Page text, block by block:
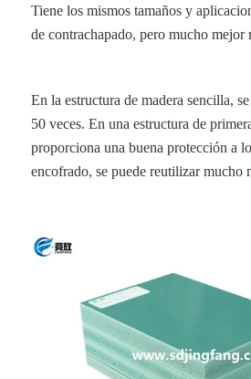
Tiene los mismos tamaños y
de contrachapado, pero mucho mejor
En la estructura de madera sencilla,
50 veces. En una estructura de
proporciona una buena protección a
encofrado, se puede reutilizar mucho